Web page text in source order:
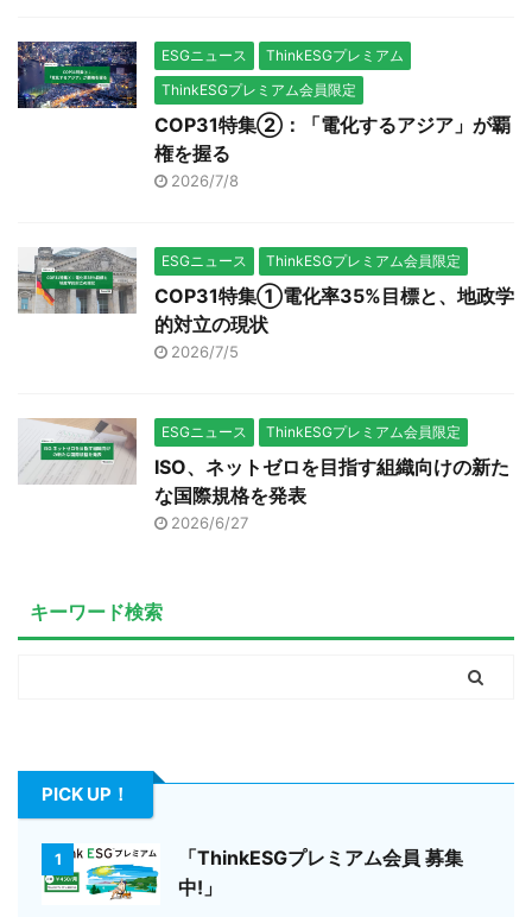
ESGニュース
ThinkESGプレミアム
ThinkESGプレミアム会員限定
COP31特集②：「電化するアジア」が覇
権を握る
2026/7/8
ESGニュース ThinkESGプレミアム会員限定
COP31特集①電化率35%目標と、地政学
的対立の現状
2026/7/5
ESGニュース ThinkESGプレミアム会員限定
ISO、ネットゼロを目指す組織向けの新た
な国際規格を発表
2026/6/27
キーワード検索
PICK UP！
1
「ThinkESGプレミアム会員 募集
中!」